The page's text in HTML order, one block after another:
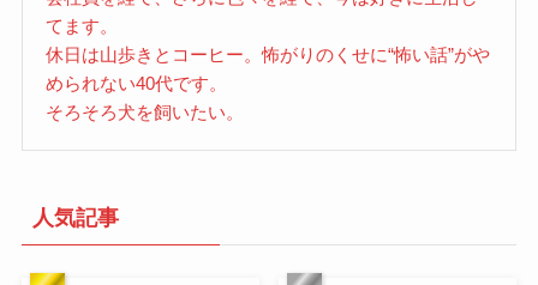
てます。
休日は山歩きとコーヒー。怖がりのくせに“怖い話”がや
められない40代です。
そろそろ犬を飼いたい。
人気記事